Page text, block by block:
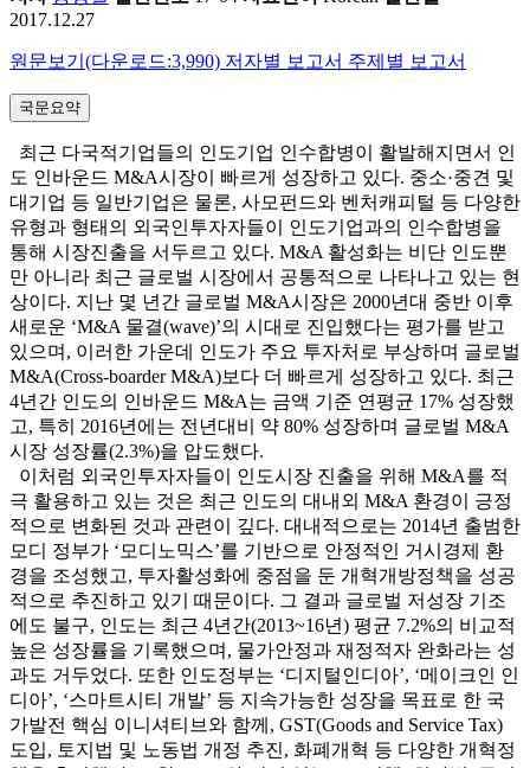
2017.12.27
원문보기(다운로드:3,990) 저자별 보고서 주제별 보고서
국문요약
최근 다국적기업들의 인도기업 인수합병이 활발해지면서 인
도 인바운드 M&A시장이 빠르게 성장하고 있다. 중소·중견 및
대기업 등 일반기업은 물론, 사모펀드와 벤처캐피털 등 다양한
유형과 형태의 외국인투자자들이 인도기업과의 인수합병을
통해 시장진출을 서두르고 있다. M&A 활성화는 비단 인도뿐
만 아니라 최근 글로벌 시장에서 공통적으로 나타나고 있는 현
상이다. 지난 몇 년간 글로벌 M&A시장은 2000년대 중반 이후
새로운 ‘M&A 물결(wave)’의 시대로 진입했다는 평가를 받고
있으며, 이러한 가운데 인도가 주요 투자처로 부상하며 글로벌
M&A(Cross-boarder M&A)보다 더 빠르게 성장하고 있다. 최근
4년간 인도의 인바운드 M&A는 금액 기준 연평균 17% 성장했
고, 특히 2016년에는 전년대비 약 80% 성장하며 글로벌 M&A
시장 성장률(2.3%)을 압도했다.
이처럼 외국인투자자들이 인도시장 진출을 위해 M&A를 적
극 활용하고 있는 것은 최근 인도의 대내외 M&A 환경이 긍정
적으로 변화된 것과 관련이 깊다. 대내적으로는 2014년 출범한
모디 정부가 ‘모디노믹스’를 기반으로 안정적인 거시경제 환
경을 조성했고, 투자활성화에 중점을 둔 개혁개방정책을 성공
적으로 추진하고 있기 때문이다. 그 결과 글로벌 저성장 기조
에도 불구, 인도는 최근 4년간(2013~16년) 평균 7.2%의 비교적
높은 성장률을 기록했으며, 물가안정과 재정적자 완화라는 성
과도 거두었다. 또한 인도정부는 ‘디지털인디아’, ‘메이크인 인
디아’, ‘스마트시티 개발’ 등 지속가능한 성장을 목표로 한 국
가발전 핵심 이니셔티브와 함께, GST(Goods and Service Tax)
도입, 토지법 및 노동법 개정 추진, 화폐개혁 등 다양한 개혁정